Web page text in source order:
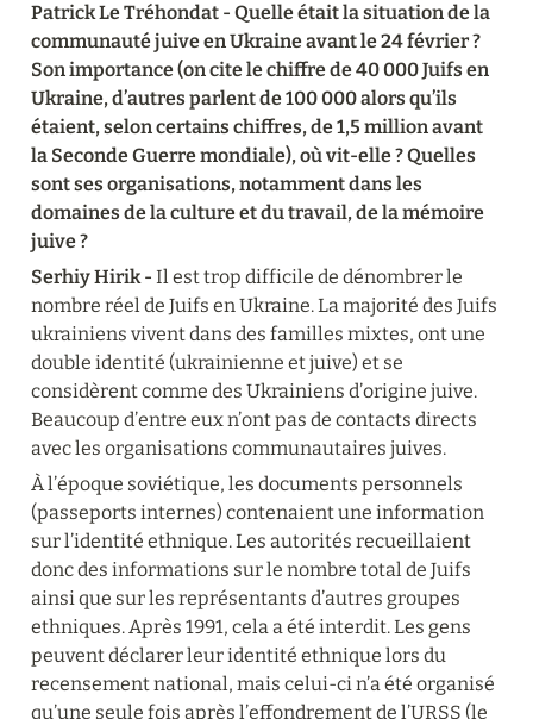
Patrick Le Tréhondat - Quelle était la situation de la
communauté juive en Ukraine avant le 24 février ?
Son importance (on cite le chiffre de 40 000 Juifs en
Ukraine, d’autres parlent de 100 000 alors qu’ils
étaient, selon certains chiffres, de 1,5 million avant
la Seconde Guerre mondiale), où vit-elle ? Quelles
sont ses organisations, notamment dans les
domaines de la culture et du travail, de la mémoire
juive ?
Serhiy Hirik - Il est trop difficile de dénombrer le
nombre réel de Juifs en Ukraine. La majorité des Juifs
ukrainiens vivent dans des familles mixtes, ont une
double identité (ukrainienne et juive) et se
considèrent comme des Ukrainiens d’origine juive.
Beaucoup d’entre eux n’ont pas de contacts directs
avec les organisations communautaires juives.
À l’époque soviétique, les documents personnels
(passeports internes) contenaient une information
sur l’identité ethnique. Les autorités recueillaient
donc des informations sur le nombre total de Juifs
ainsi que sur les représentants d’autres groupes
ethniques. Après 1991, cela a été interdit. Les gens
peuvent déclarer leur identité ethnique lors du
recensement national, mais celui-ci n’a été organisé
qu’une seule fois après l’effondrement de l’URSS (le